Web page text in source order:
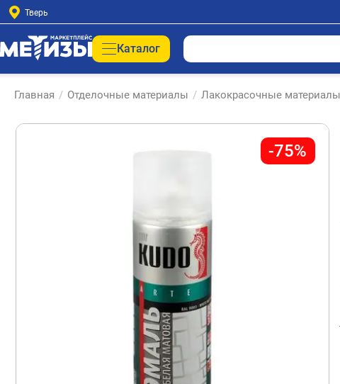
Тверь
Каталог
Главная / Отделочные материалы / Лакокрасочные материалы
-75%